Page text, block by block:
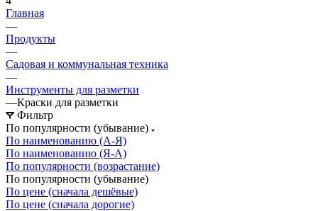
Главная
—
Продукты
—
Садовая и коммунальная техника
—
Инструменты для разметки
—Краски для разметки
Фильтр
По популярности (убывание)
По наименованию (А-Я)
По наименованию (Я-А)
По популярности (возрастание)
По популярности (убывание)
По цене (сначала дешёвые)
По цене (сначала дорогие)